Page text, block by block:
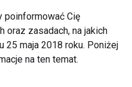
są lepsze od
jeżeli
się, że ujemny bilans
dzięki spożywaniu na
poinformować Cię
oraz zasadach, na jakich
25 maja 2018 roku. Poniżej
na ten temat.